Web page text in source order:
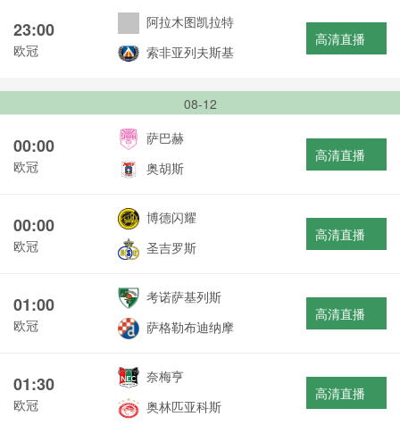
23:00
欧冠
阿拉木图凯拉特
索非亚列夫斯基
高清直播
08-12
00:00
欧冠
萨巴赫
奥胡斯
高清直播
00:00
欧冠
博德闪耀
圣吉罗斯
高清直播
01:00
欧冠
考诺萨基列斯
萨格勒布迪纳摩
高清直播
01:30
欧冠
奈梅亨
奥林匹亚科斯
高清直播